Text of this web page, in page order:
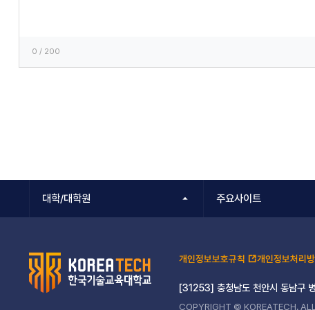
0 / 200
대학/대학원 주요사이트
개인정보보호규칙 개인정보처리
[31253] 충청남도 천안시 동남구
COPYRIGHT © KOREATECH.